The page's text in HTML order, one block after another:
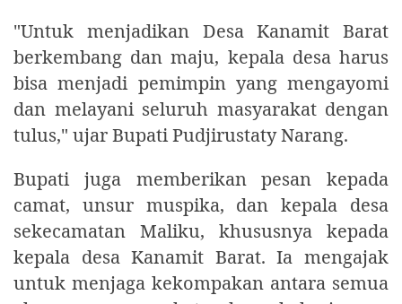
"Untuk menjadikan Desa Kanamit Barat
berkembang dan maju, kepala desa harus
bisa menjadi pemimpin yang mengayomi
dan melayani seluruh masyarakat dengan
tulus," ujar Bupati Pudjirustaty Narang.
Bupati juga memberikan pesan kepada
camat, unsur muspika, dan kepala desa
sekecamatan Maliku, khususnya kepada
kepala desa Kanamit Barat. Ia mengajak
untuk menjaga kekompakan antara semua